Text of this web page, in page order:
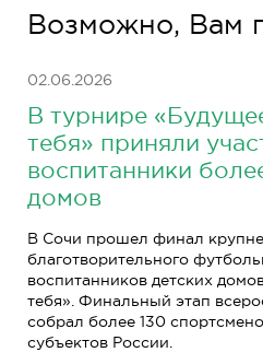
Возможно, Вам
02.06.2026
В турнире
тебя» приняли
воспитанники
домов
В Сочи прошел финал
благотворительного
воспитанников детских
тебя». Финальный этап
собрал более 130
субъектов России.